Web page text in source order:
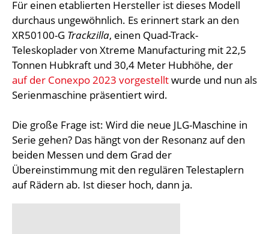
Für einen etablierten Hersteller ist dieses Modell
durchaus ungewöhnlich. Es erinnert stark an den
XR50100-G Trackzilla, einen Quad-Track-
Teleskoplader von Xtreme Manufacturing mit 22,5
Tonnen Hubkraft und 30,4 Meter Hubhöhe, der
auf der Conexpo 2023 vorgestelltwurde und nun als
Serienmaschine präsentiert wird.
Die große Frage ist: Wird die neue JLG-Maschine in
Serie gehen? Das hängt von der Resonanz auf den
beiden Messen und dem Grad der
Übereinstimmung mit den regulären Telestaplern
auf Rädern ab. Ist dieser hoch, dann ja.